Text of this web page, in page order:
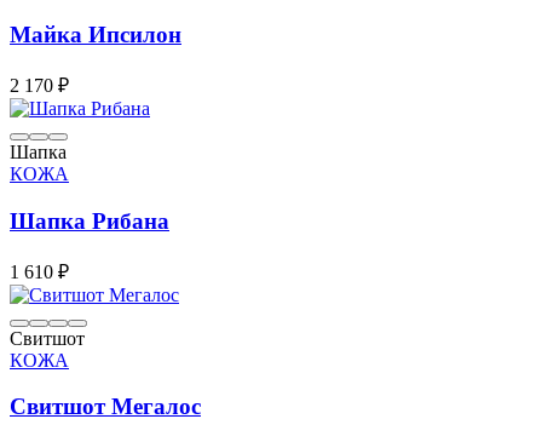
Майка Ипсилон
2 170 ₽
Шапка
КОЖА
Шапка Рибана
1 610 ₽
Свитшот
КОЖА
Свитшот Мегалос